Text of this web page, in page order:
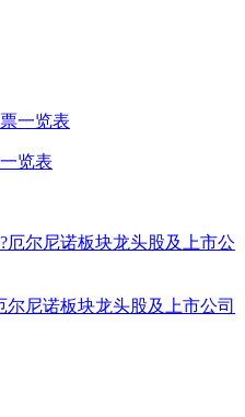
览表
尔尼诺板块龙头股及上市公司